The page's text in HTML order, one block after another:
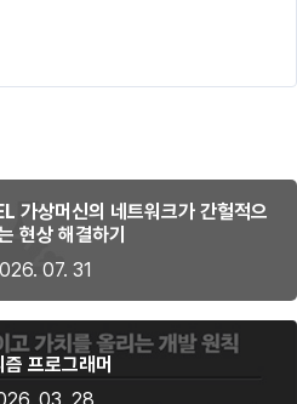
상머신의 네트워크가 간헐적으
현상 해결하기
07. 31
프로그래머